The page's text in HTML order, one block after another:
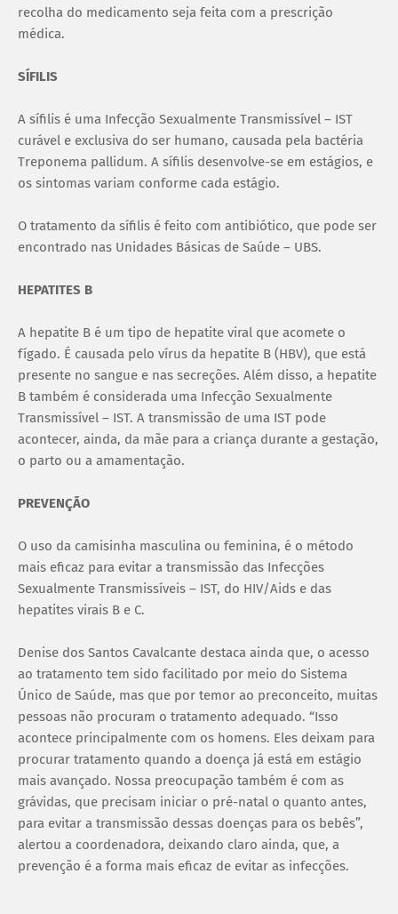
recolha do medicamento seja feita com a prescrição
médica.
SÍFILIS
A sífilis é uma Infecção Sexualmente Transmissível – IST
curável e exclusiva do ser humano, causada pela bactéria
Treponema pallidum. A sífilis desenvolve-se em estágios, e
os sintomas variam conforme cada estágio.
O tratamento da sífilis é feito com antibiótico, que pode ser
encontrado nas Unidades Básicas de Saúde – UBS.
HEPATITES B
A hepatite B é um tipo de hepatite viral que acomete o
fígado. É causada pelo vírus da hepatite B (HBV), que está
presente no sangue e nas secreções. Além disso, a hepatite
B também é considerada uma Infecção Sexualmente
Transmissível – IST. A transmissão de uma IST pode
acontecer, ainda, da mãe para a criança durante a gestação,
o parto ou a amamentação.
PREVENÇÃO
O uso da camisinha masculina ou feminina, é o método
mais eficaz para evitar a transmissão das Infecções
Sexualmente Transmissíveis – IST, do HIV/Aids e das
hepatites virais B e C.
Denise dos Santos Cavalcante destaca ainda que, o acesso
ao tratamento tem sido facilitado por meio do Sistema
Único de Saúde, mas que por temor ao preconceito, muitas
pessoas não procuram o tratamento adequado. “Isso
acontece principalmente com os homens. Eles deixam para
procurar tratamento quando a doença já está em estágio
mais avançado. Nossa preocupação também é com as
grávidas, que precisam iniciar o pré-natal o quanto antes,
para evitar a transmissão dessas doenças para os bebês”,
alertou a coordenadora, deixando claro ainda, que, a
prevenção é a forma mais eficaz de evitar as infecções.